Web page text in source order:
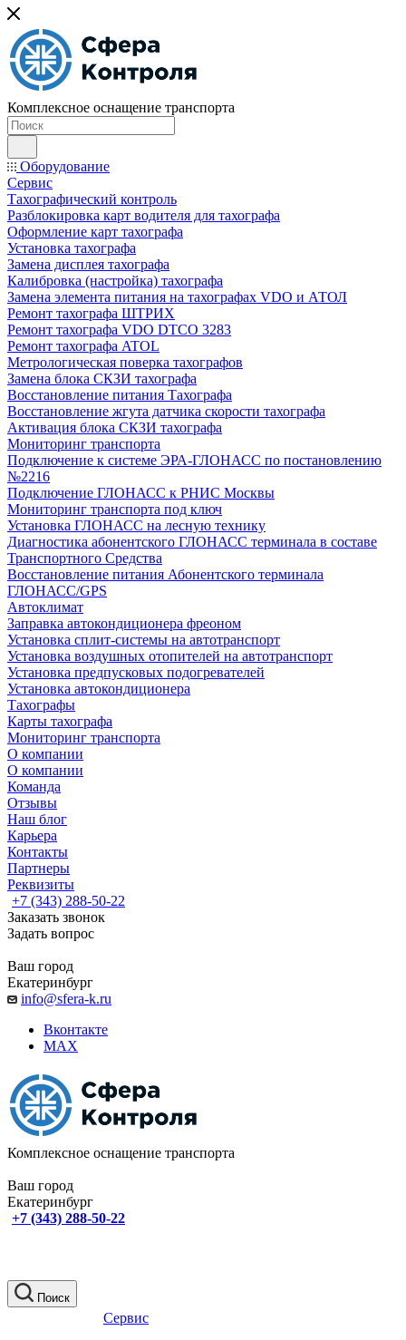
Комплексное оснащение транспорта
Оборудование
Сервис
Тахографический контроль
Разблокировка карт водителя для тахографа
Оформление карт тахографа
Установка тахографа
Замена дисплея тахографа
Калибровка (настройка) тахографа
Замена элемента питания на тахографах VDO и АТОЛ
Ремонт тахографа ШТРИХ
Ремонт тахографа VDO DTCO 3283
Ремонт тахографа ATOL
Метрологическая поверка тахографов
Замена блока СКЗИ тахографа
Восстановление питания Тахографа
Восстановление жгута датчика скорости тахографа
Активация блока СКЗИ тахографа
Мониторинг транспорта
Подключение к системе ЭРА-ГЛОНАСС по постановлению
№2216
Подключение ГЛОНАСС к РНИС Москвы
Мониторинг транспорта под ключ
Установка ГЛОНАСС на лесную технику
Диагностика абонентского ГЛОНАСС терминала в составе
Транспортного Средства
Восстановление питания Абонентского терминала
ГЛОНАСС/GPS
Автоклимат
Заправка автокондиционера фреоном
Установка сплит-системы на автотранспорт
Установка воздушных отопителей на автотранспорт
Установка предпусковых подогревателей
Установка автокондиционера
Тахографы
Карты тахографа
Мониторинг транспорта
О компании
О компании
Команда
Отзывы
Наш блог
Карьера
Контакты
Партнеры
Реквизиты
+7 (343) 288-50-22
Заказать звонок
Задать вопрос
Ваш город
Екатеринбург
info@sfera-k.ru
Вконтакте
MAX
Комплексное оснащение транспорта
Ваш город
Екатеринбург
+7 (343) 288-50-22
Поиск
Сервис